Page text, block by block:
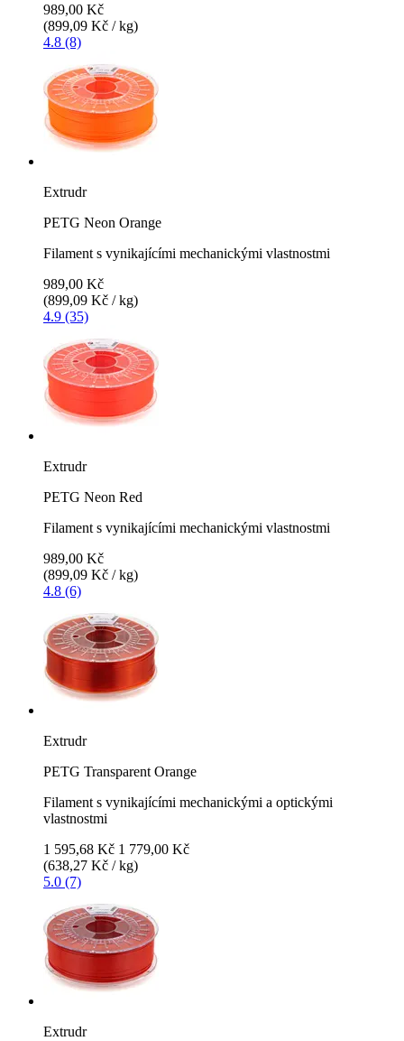
989,00 Kč
(899,09 Kč / kg)
4.8 (8)
Extrudr
PETG Neon Orange
Filament s vynikajícími mechanickými vlastnostmi
989,00 Kč
(899,09 Kč / kg)
4.9 (35)
Extrudr
PETG Neon Red
Filament s vynikajícími mechanickými vlastnostmi
989,00 Kč
(899,09 Kč / kg)
4.8 (6)
Extrudr
PETG Transparent Orange
Filament s vynikajícími mechanickými a optickými
vlastnostmi
1 595,68 Kč 1 779,00 Kč
(638,27 Kč / kg)
5.0 (7)
Extrudr